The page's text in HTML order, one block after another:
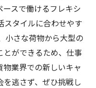
スで働けるフレキシ
スタイルに合わせやす
小さな荷物から大型の
とができるため、仕事
業界での新しいキャ
を逃さず、ぜひ挑戦し